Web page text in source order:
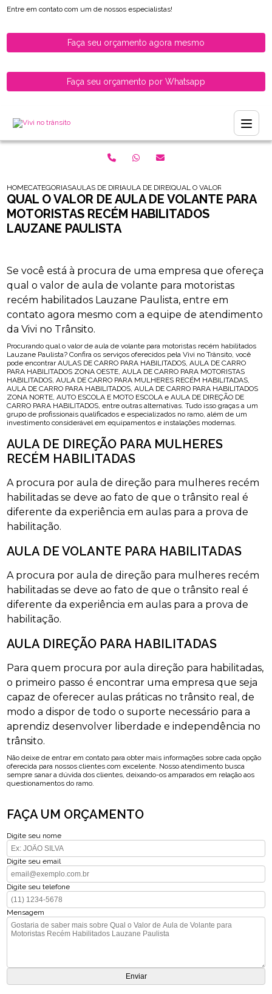
Entre em contato com um de nossos especialistas!
Faça seu orçamento agora mesmo
Faça seu orçamento por Whatsapp
HOMECATEGORIASAULAS DE DIRECAO PARA HABILITADOS
AULA DE DIRECAO PARA HABILITADOS
QUAL O VALOR DE AULA DE
QUAL O VALOR DE AULA DE VOLANTE PARA
MOTORISTAS RECÉM HABILITADOS
LAUZANE PAULISTA
Se você está à procura de uma empresa que ofereça
qual o valor de aula de volante para motoristas
recém habilitados Lauzane Paulista, entre em
contato agora mesmo com a equipe de atendimento
da Vivi no Trânsito.
Procurando qual o valor de aula de volante para motoristas recém habilitados
Lauzane Paulista? Confira os serviços oferecidos pela Vivi no Trânsito, você
pode encontrar AULAS DE CARRO PARA HABILITADOS, AULA DE CARRO
PARA HABILITADOS ZONA OESTE, AULA DE CARRO PARA MOTORISTAS
HABILITADOS, AULA DE CARRO PARA MULHERES RECÉM HABILITADAS,
AULA DE CARRO PARA HABILITADOS, AULA DE CARRO PARA HABILITADOS
ZONA NORTE, AUTO ESCOLA E MOTO ESCOLA e AULA DE DIREÇÃO DE
CARRO PARA HABILITADOS, entre outras alternativas. Tudo isso graças a um
grupo de profissionais qualificados e especializados no ramo, além de um
investimento considerável em equipamentos e instalações modernas.
AULA DE DIREÇÃO PARA MULHERES
RECÉM HABILITADAS
A procura por aula de direção para mulheres recém
habilitadas se deve ao fato de que o trânsito real é
diferente da experiência em aulas para a prova de
habilitação.
AULA DE VOLANTE PARA HABILITADAS
A procura por aula de direção para mulheres recém
habilitadas se deve ao fato de que o trânsito real é
diferente da experiência em aulas para a prova de
habilitação.
AULA DIREÇÃO PARA HABILITADAS
Para quem procura por aula direção para habilitadas,
o primeiro passo é encontrar uma empresa que seja
capaz de oferecer aulas práticas no trânsito real, de
modo a dispor de todo o suporte necessário para a
aprendiz desenvolver liberdade e independência no
trânsito.
Não deixe de entrar em contato para obter mais informações sobre cada opção
oferecida para nossos clientes com excelente. Nosso atendimento busca
sempre sanar a dúvida dos clientes, deixando-os amparados em relação aos
questionamentos do ramo.
FAÇA UM ORÇAMENTO
Digite seu nome
Digite seu email
Digite seu telefone
Mensagem